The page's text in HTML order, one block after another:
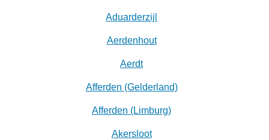
Aduarderzijl
Aerdenhout
Aerdt
Afferden (Gelderland)
Afferden (Limburg)
Akersloot